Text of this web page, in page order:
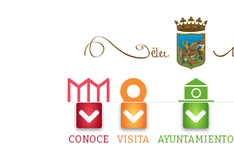
CONOCE VISITA AYUNTAMIENTO